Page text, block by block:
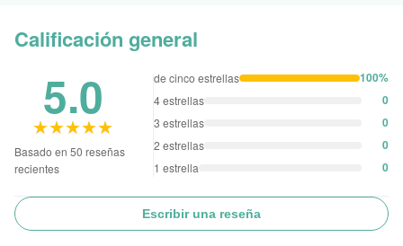
Calificación general
5.0
★★★★★
★★★★★
Basado en 50 reseñas
recientes
de cinco estrellas 100%
4 estrellas 0
3 estrellas 0
2 estrellas 0
1 estrella 0
Escribir una reseña